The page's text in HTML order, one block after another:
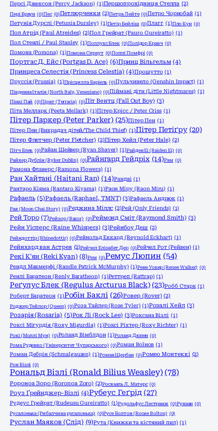
Персі Джексон (Percy Jackson) (1)Першопрохідниця Стелла (2)
Пері Браун (0)Пес (0)Петлюрченки (2)Петра Лейте (0)Петро Чорнобай (1)
Петунія Дурслі (Petunia Dursley) (1)Петір Бейліш (0)Плагг (1)Пло Кун (0)
Пол Атрід (Paul Atreides) (2)Пол Грейрат (Pauro Gureiratto) (1)
Пол Стенлі / Paul Stanley (1)Поллукс Блек (0)Полідор Кравч (0)
Помона (Pomona) (1)Помона Спраут (0)Поппі Помфрі (0)
Портгас Д. Ейс (Portgas D. Ace) (6)Принц Вільгельм (4)
Принцеса Селестія (Princess Celestia) (4)Прошутто (1)
Пруссія (Prussia) (1)Прісцилла Баріель (0)Пульчинело (Genshin Impact) (1)
Південна Італія (North Italy, Veneziano) (0)Піймані діти (Little Nightmares) (1)
Пінкі Пай (0)Пірат (Terraria) (0)Піт Вентц (Fall Out Boy) (3)
Піта Мелларк (Peeta Mellark) (1)Пітер Крісс / Peter Criss (1)
Пітер Паркер (Peter Parker) (25)Пітер Пен (1)
Пітер Пен (Викрадач дітей/The Child Thief) (1)Пітер Петіґру (20)
Пітер Флетчер (Peter Fletcher) (2)Пітер Хейл (Peter Hale) (2)
Пітч Блек (0)Райан Шейвер (Ryan Shaver) (1)Райден Еі (Raiden Ei) (0)
Райкер Дублін (Ryker Dublin) (0)Райнгард Гейдріх (14)Рам (0)
Рамона Флаверс (Ramona Flowers) (1)
Ран Хайтані (Haitani Ran) (14)Рандві (1)
Рантаро Кіяма (Rantaro Kiyama) (1)Раон Міру (Raon Miru) (1)
Рафаель (5)Рафаель (Raphael, TMNT) (3)Рафаель Андрюк (1)
Рая (Moon Chai Story) (0)Реджина Міллс (2)Рей (Only Friends) (1)
Рей Торо (7)Рейзор (Razor) (0)Реймонд Сміт (Raymond Smith) (3)
Рейн Уісперс (Raine Whispers) (3)Рейнбоу Деш (2)
Рейндоттір (Rhinedottir) (0)Рейнольд Еккард (Reynold Eckhart) (1)
Рейнхард ван Астрея (2)Рейчел Елізабет Дер (0)Рейчел Рот (Рейвен) (1)
Рекі К'ян (Reki Kyan) (8)Рем (0)Ремус Люпин (54)
Рендл Макмерфі (Randle Patrick McMurphy) (1)Рене Уокер (Renee Walker) (0)
Ренлі Баратеон (Renly Baratheon) (1)Реттреп (Rattrap) (1)
Реґулус Блек (Regulus Arcturus Black) (23)Робб Старк (1)
Роберт Баратеон (1)Робін Баклі (26)Ровер (Rover) (2)
Роджер Тейлор (Queen) (0)Роза Тайлер (Rose Tyler) (1)Розалі Хейл (3)
Розарія (Rosaria) (5)Рок Лі (Rock Lee) (3)Роксана Візлі (1)
Роксі Мігурдія (Roxy Migurdia) (1)Роксі Ріхтер (Roxy Richter) (1)
Рокі (Моллі Мун) (0)Роланд Вімблдон (1)Роланд Дюпен (0)
Рома Руденко (Університет Чупарського) (0)Роман Воїнов (1)
Роман Дебрін (Schmalgauzen) (1)Роман Щербан (0)Ромео Монтеккі (2)
Рон Візлі (0)
Рональд Візлі (Ronald Bilius Weasley) (78)
Ророноа Зоро (Roronoa Zoro) (2)Росвааль Л. Матерс (0)
Роуз Ґрейнджер-Візлі (4)Рубеус Геґрід (27)
Рудеус Грейрат (Rudeusu Gureiratto) (1)Рудольфус Лестранж (0)Рунаан (0)
Русалонька (Рибалчина русалонька) (0)Русе Болтон (Roose Bolton) (0)
Руслан Маяков (Слід) (9)Рута (Книжки та кістяний пил) (1)